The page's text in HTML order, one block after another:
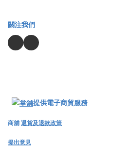
關注我們
提供電子商貿服務
商舖退貨及退款政策
提出意見